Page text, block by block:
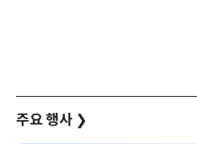
주요 행사 ❯